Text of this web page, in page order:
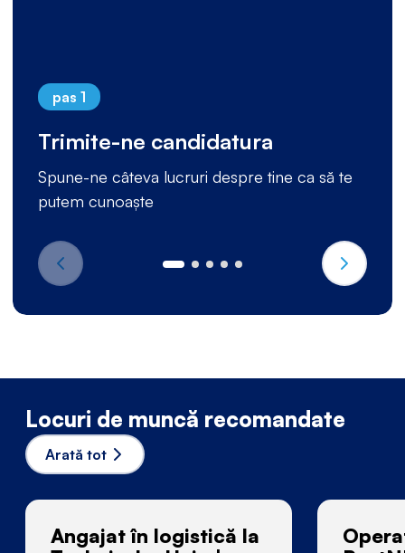
pas 1
Trimite-ne candidatura
Spune-ne câteva lucruri despre tine ca să te
putem cunoaște
Locuri de muncă recomandate
Arată tot
Angajat în logistică la